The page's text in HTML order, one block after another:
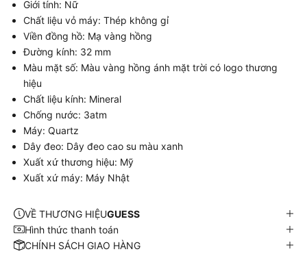
Giới tính: Nữ
Chất liệu vỏ máy: Thép không gỉ
Viền đồng hồ: Mạ vàng hồng
Đường kính: 32 mm
Màu mặt số: Màu vàng hồng ánh mặt trời có logo thương
hiệu
Chất liệu kính: Mineral
Chống nước: 3atm
Máy: Quartz
Dây đeo: Dây đeo cao su màu xanh
Xuất xứ thương hiệu: Mỹ
Xuất xứ máy: Máy Nhật
VỀ THƯƠNG HIỆUGUESS
Hình thức thanh toán
CHÍNH SÁCH GIAO HÀNG